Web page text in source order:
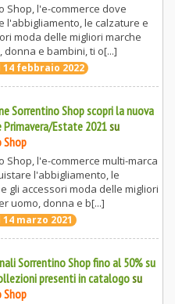
Shop, l'e-commerce dove
l'abbigliamento, le calzature e
moda delle migliori marche
donna e bambini, ti o[...]
14 febbraio 2022
Sorrentino Shop scopri la nuova
Estate 2021su
Shop, l'e-commerce multi-marca
l'abbigliamento, le
gli accessori moda delle migliori
uomo, donna e b[...]
14 marzo 2021
Sorrentino Shop fino al 50% su
presenti in catalogosu